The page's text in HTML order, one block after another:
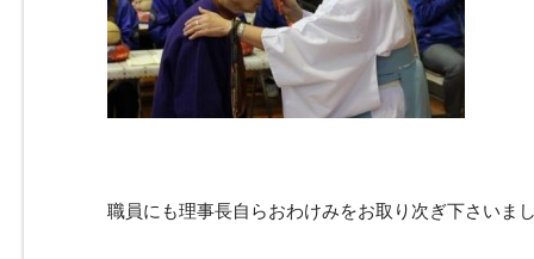
職員にも理事長自らおわけみをお取り次ぎ下さいま